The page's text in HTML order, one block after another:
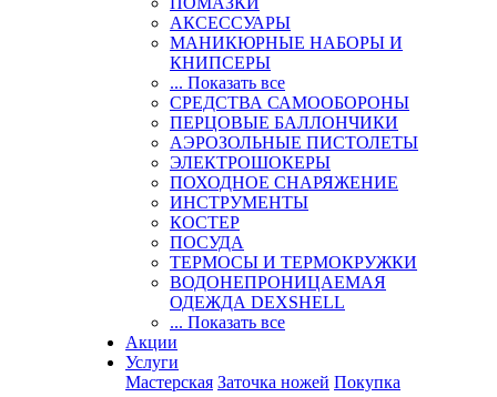
АКСЕССУАРЫ
МАНИКЮРНЫЕ НАБОРЫ И
КНИПСЕРЫ
... Показать все
СРЕДСТВА САМООБОРОНЫ
ПЕРЦОВЫЕ БАЛЛОНЧИКИ
АЭРОЗОЛЬНЫЕ ПИСТОЛЕТЫ
ЭЛЕКТРОШОКЕРЫ
ПОХОДНОЕ СНАРЯЖЕНИЕ
ИНСТРУМЕНТЫ
КОСТЕР
ПОСУДА
ТЕРМОСЫ И ТЕРМОКРУЖКИ
ВОДОНЕПРОНИЦАЕМАЯ
ОДЕЖДА DEXSHELL
... Показать все
Акции
Услуги
Мастерская Заточка ножей Покупка